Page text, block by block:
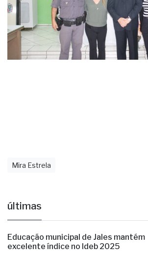
Mira Estrela
últimas
Educação municipal de Jales mantém
excelente índice no Ideb 2025